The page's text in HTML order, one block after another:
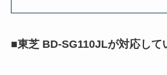
■東芝 BD-SG110JLが対応して